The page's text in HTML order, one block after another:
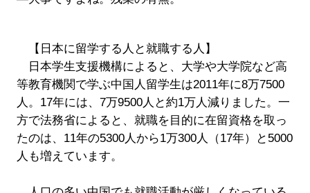
【日本に留学する人と就職する人】
日本学生支援機構によると、大学や大学院など高
等教育機関で学ぶ中国人留学生は2011年に8万7500
人。17年には、7万9500人と約1万人減りました。一
方で法務省によると、就職を目的に在留資格を取っ
たのは、11年の5300人から1万300人（17年）と5000
人も増えています。